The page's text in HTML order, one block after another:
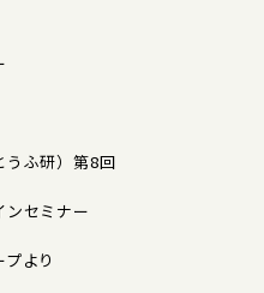
ふ研）第8回
セミナー
より